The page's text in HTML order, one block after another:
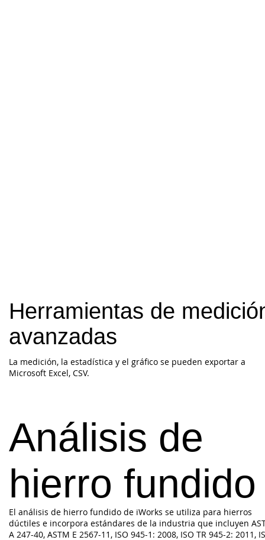
Herramientas de
avanzadas
La medición, la estadística y el gráfico se pueden exportar a
Microsoft Excel, CSV.
Análisis de
hierro fundido
El análisis de hierro fundido de iWorks se utiliza para hierros
dúctiles e incorpora estándares de la industria que incluyen
A 247-40, ASTM E 2567-11, ISO 945-1: 2008, ISO TR 945-2: 2011,